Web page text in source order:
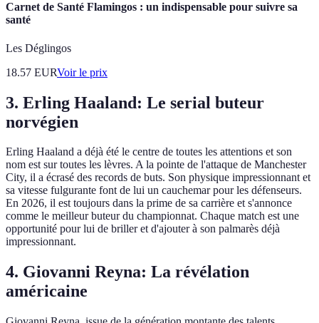
Carnet de Santé Flamingos : un indispensable pour suivre sa
santé
Les Déglingos
18.57 EURVoir le prix
3. Erling Haaland: Le serial buteur
norvégien
Erling Haaland a déjà été le centre de toutes les attentions et son
nom est sur toutes les lèvres. A la pointe de l'attaque de Manchester
City, il a écrasé des records de buts. Son physique impressionnant et
sa vitesse fulgurante font de lui un cauchemar pour les défenseurs.
En 2026, il est toujours dans la prime de sa carrière et s'annonce
comme le meilleur buteur du championnat. Chaque match est une
opportunité pour lui de briller et d'ajouter à son palmarès déjà
impressionnant.
4. Giovanni Reyna: La révélation
américaine